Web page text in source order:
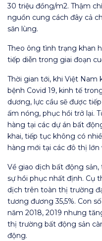
30 triệu đồng/m2. Thậm
nguồn cung cách đây cả
săn lùng.
Theo ông tình trạng khan
tiếp diễn trong giai đoạn
Thời gian tới, khi Việt Nam
bệnh Covid 19, kinh tế
dương, lực cầu sẽ được
ấm nóng, phục hồi trở lại.
hàng tại các dự án bất
khai, tiếp tục không có
hàng mới tại các đô thị lớn
Về giao dịch bất động
sự hồi phục nhất định. Cụ
dịch trên toàn thị trường
tương đương 35,5%. Con
năm 2018, 2019 nhưng
thị trường bất động sản
động.